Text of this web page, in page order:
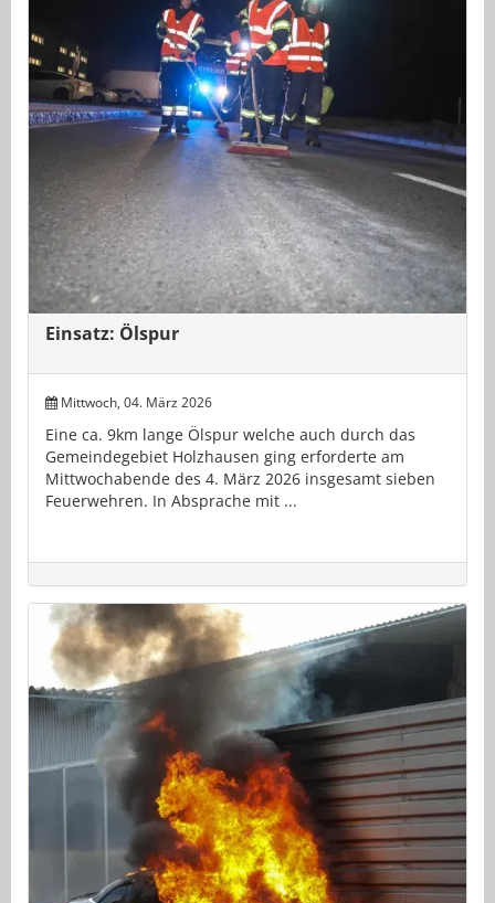
Einsatz: Ölspur
Mittwoch, 04. März 2026
Eine ca. 9km lange Ölspur welche auch durch das
Gemeindegebiet Holzhausen ging erforderte am
Mittwochabende des 4. März 2026 insgesamt sieben
Feuerwehren. In Absprache mit ...